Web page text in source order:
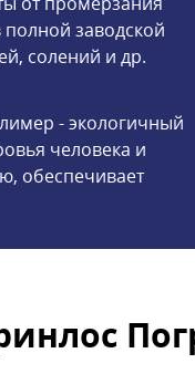
полной заводской
солений и др.
- экологичный
человека и
обеспечивает